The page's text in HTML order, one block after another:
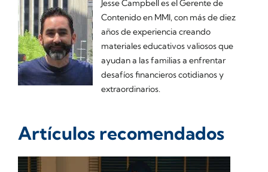
Jesse Campbell es el Gerente de
Contenido en MMI, con más de diez
años de experiencia creando
materiales educativos valiosos que
ayudan a las familias a enfrentar
desafíos financieros cotidianos y
extraordinarios.
Artículos recomendados